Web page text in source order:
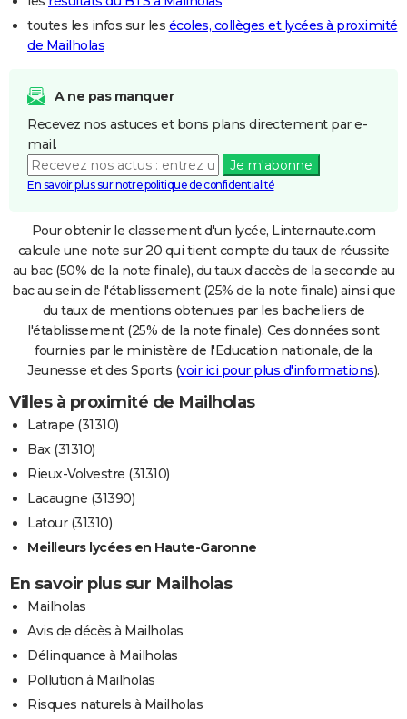
toutes les infos sur les écoles, collèges et lycées à proximité
de Mailholas
A ne pas manquer
Recevez nos astuces et bons plans directement par e-
mail.
Je m'abonne
En savoir plus sur notre politique de confidentialité
Pour obtenir le classement d'un lycée, Linternaute.com
calcule une note sur 20 qui tient compte du taux de réussite
au bac (50% de la note finale), du taux d'accès de la seconde au
bac au sein de l'établissement (25% de la note finale) ainsi que
du taux de mentions obtenues par les bacheliers de
l'établissement (25% de la note finale). Ces données sont
fournies par le ministère de l'Education nationale, de la
Jeunesse et des Sports (voir ici pour plus d'informations).
Villes à proximité de Mailholas
Latrape (31310)
Bax (31310)
Rieux-Volvestre (31310)
Lacaugne (31390)
Latour (31310)
Meilleurs lycées en Haute-Garonne
En savoir plus sur Mailholas
Mailholas
Avis de décès à Mailholas
Délinquance à Mailholas
Pollution à Mailholas
Risques naturels à Mailholas